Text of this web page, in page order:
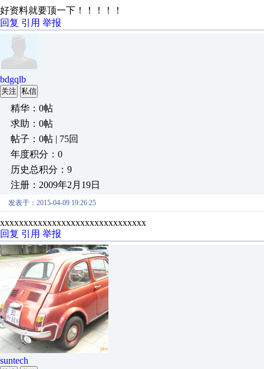
好资料就要顶一下！！！！！
回复 引用 举报
bdgqlb
关注 私信
精华：0帖
求助：0帖
帖子：0帖 | 75回
年度积分：0
历史总积分：9
注册：2009年2月19日
发表于：2015-04-09 19:26:25
xxxxxxxxxxxxxxxxxxxxxxxxxxxxxxx
回复 引用 举报
suntech